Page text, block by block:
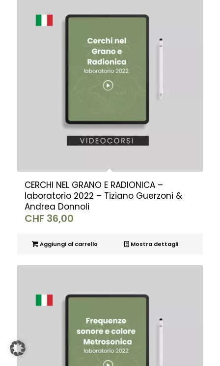
CERCHI NEL GRANO E RADIONICA –
laboratorio 2022 – Tiziano Guerzoni &
Andrea Donnoli
CHF36,00
Aggiungi al carrello Mostra dettagli